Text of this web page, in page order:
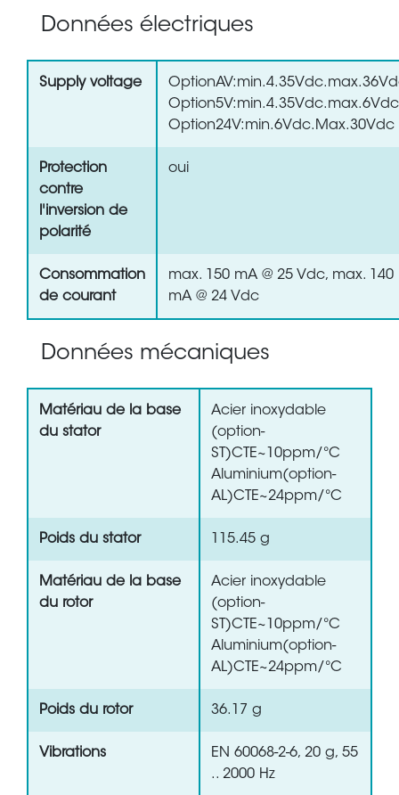
Données électriques
Supply voltage
Option5V:min.4.35Vdc.max.6Vdc
Option24V:min.6Vdc.Max.30Vdc
Protection
contre
l'inversion de
polarité
oui
Consommation
de courant
max. 150 mA @ 25 Vdc, max. 140
mA @ 24 Vdc
Données mécaniques
Matériau de la base
du stator
Acier inoxydable
(option-
ST)CTE~10ppm/°C
Aluminium(option-
AL)CTE~24ppm/°C
Poids du stator 115.45 g
Matériau de la base
du rotor
Acier inoxydable
(option-
ST)CTE~10ppm/°C
Aluminium(option-
AL)CTE~24ppm/°C
Poids du rotor 36.17 g
Vibrations
EN 60068-2-6, 20 g, 55
.. 2000 Hz